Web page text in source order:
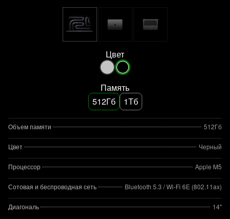
Цвет
Память
512Гб
1Тб
Объем памяти 512Гб
Цвет Черный
Процессор Apple M5
Сотовая и беспроводная сеть Bluetooth 5.3 / Wi-Fi 6E (802.11ax)
Диагональ 14"